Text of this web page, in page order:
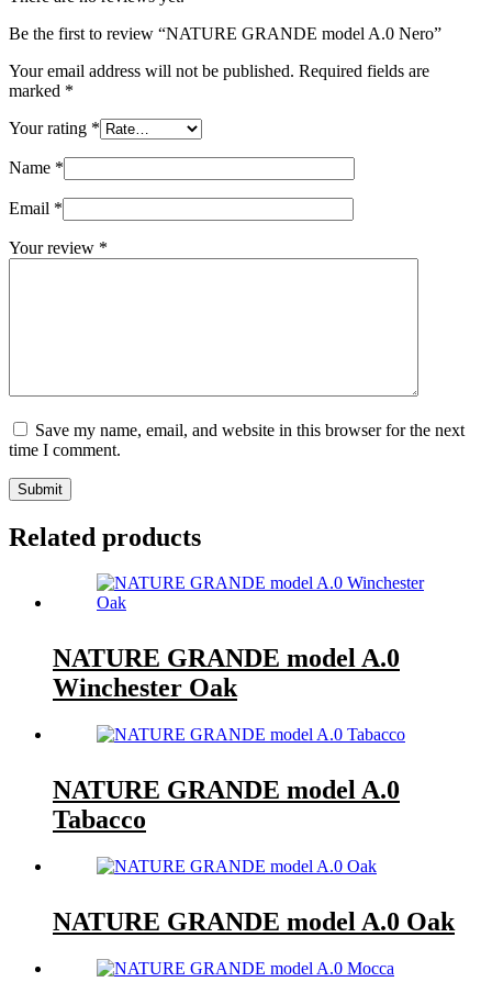
Be the first to review “NATURE GRANDE model A.0 Nero”
Your email address will not be published. Required fields are
marked *
Your rating *
Name *
Email *
Your review *
Save my name, email, and website in this browser for the next
time I comment.
Submit
Related products
NATURE GRANDE model A.0
Winchester Oak
NATURE GRANDE model A.0
Tabacco
NATURE GRANDE model A.0 Oak